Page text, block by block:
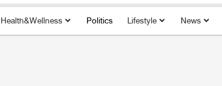
Health&Wellness Politics Lifestyle News